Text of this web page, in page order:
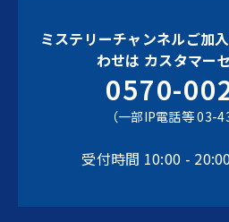
ミステリーチャンネルご加
わせは カスタマー
0570-
（一部IP電話等 03-
受付時間 10:00 -